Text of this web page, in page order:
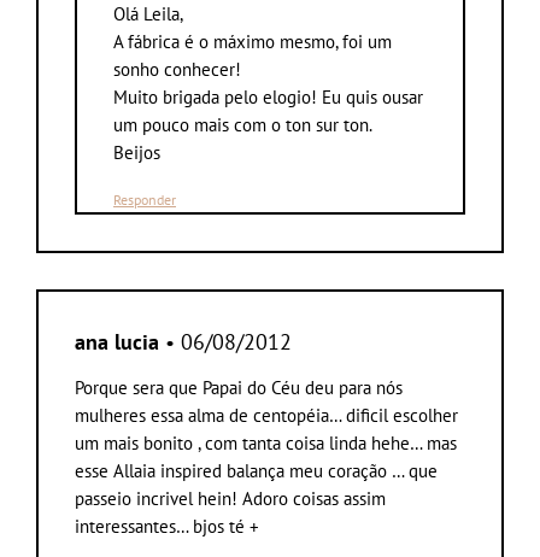
Olá Leila,
A fábrica é o máximo mesmo, foi um
sonho conhecer!
Muito brigada pelo elogio! Eu quis ousar
um pouco mais com o ton sur ton.
Beijos
Responder
ana lucia • 06/08/2012
Porque sera que Papai do Céu deu para nós
mulheres essa alma de centopéia… dificil escolher
um mais bonito , com tanta coisa linda hehe… mas
esse Allaia inspired balança meu coração … que
passeio incrivel hein! Adoro coisas assim
interessantes… bjos té +